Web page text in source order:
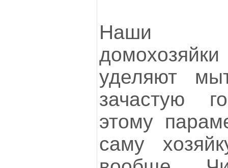
Наши
уделяют
зачастую
этому
саму